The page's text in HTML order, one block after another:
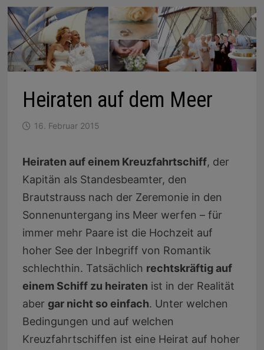
Heiraten auf dem Meer
16. Februar 2015
Heiraten auf einem Kreuzfahrtschiff, der
Kapitän als Standesbeamter, den
Brautstrauss nach der Zeremonie in den
Sonnenuntergang ins Meer werfen – für
immer mehr Paare ist die Hochzeit auf
hoher See der Inbegriff von Romantik
schlechthin. Tatsächlich rechtskräftig auf
einem Schiff zu heiraten ist in der Realität
aber gar nicht so einfach. Unter welchen
Bedingungen und auf welchen
Kreuzfahrtschiffen ist eine Heirat auf hoher